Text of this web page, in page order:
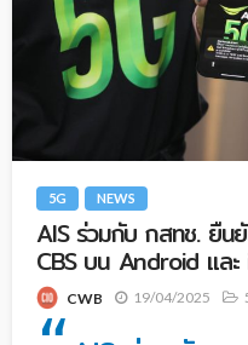
5G NEWS
AIS ร่วมกับ กสทช. ยืน
CBS บน Android และ
CWB 19/04/2025